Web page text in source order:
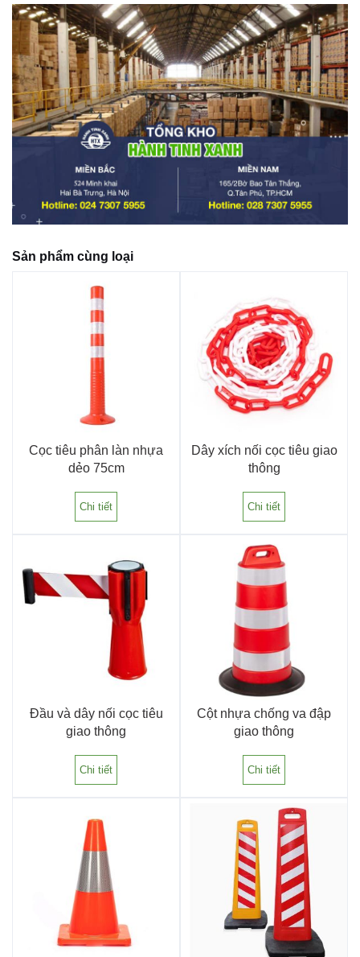
Sản phẩm cùng loại
Cọc tiêu phân làn nhựa
dẻo 75cm
Chi tiết
Dây xích nối cọc tiêu giao
thông
Chi tiết
Đầu và dây nối cọc tiêu
giao thông
Chi tiết
Cột nhựa chống va đập
giao thông
Chi tiết